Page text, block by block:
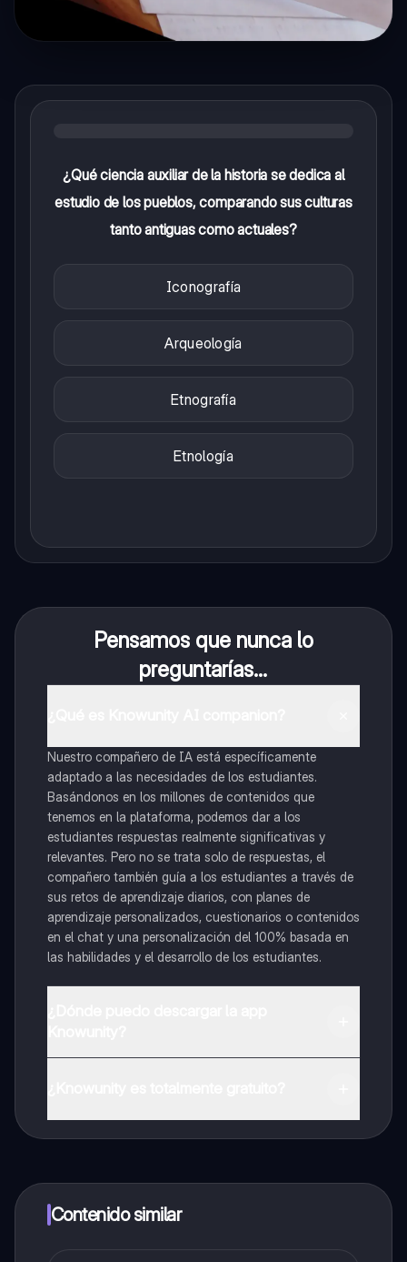
¿Qué ciencia auxiliar de la historia se dedica al
estudio de los pueblos, comparando sus culturas
tanto antiguas como actuales?
Iconografía
Arqueología
Etnografía
Etnología
Pensamos que nunca lo
preguntarías...
Nuestro compañero de IA está específicamente
adaptado a las necesidades de los estudiantes.
Basándonos en los millones de contenidos que
tenemos en la plataforma, podemos dar a los
estudiantes respuestas realmente significativas y
relevantes. Pero no se trata solo de respuestas, el
compañero también guía a los estudiantes a través de
sus retos de aprendizaje diarios, con planes de
aprendizaje personalizados, cuestionarios o contenidos
en el chat y una personalización del 100% basada en
las habilidades y el desarrollo de los estudiantes.
a determinadas funciones.
Contenido similar